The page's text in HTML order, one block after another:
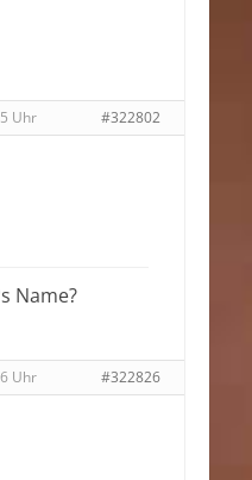
Uhr #322802
Name?
Uhr #322826